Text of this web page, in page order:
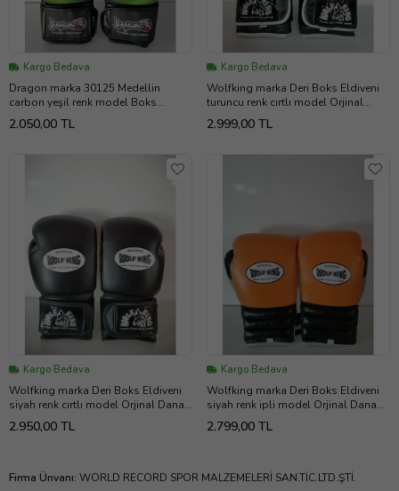
Kargo Bedava
Dragon marka 30125 Medellin
carbon yeşil renk model Boks
Eldiveni 10-12-14 oz büyüklükte
Orjinal
2.050,00 TL
Kargo Bedava
Wolfking marka Deri Boks Eldiveni
turuncu renk cırtlı model Orjinal
Dana derisidir 10-12-14 oz
büyüklükte ithal ürün
2.999,00 TL
Kargo Bedava
Wolfking marka Deri Boks Eldiveni
siyah renk cırtlı model Orjinal Dana
derisidir İTHAL ÜRÜNDÜR
profesyonel sporcular için
bildiriniz
2.950,00 TL
Kargo Bedava
Wolfking marka Deri Boks Eldiveni
siyah renk ipli model Orjinal Dana
derisidir. 10-12-14-16oz büyüklükte
İstediğiniz Bedeni msj ile bildiriniz
2.799,00 TL
Firma Ünvanı: WORLD RECORD SPOR MALZEMELERİ SAN.TİC.LTD.ŞTİ.